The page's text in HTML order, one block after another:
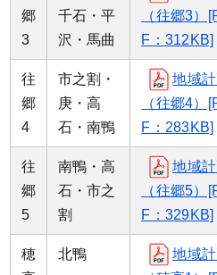
郷
3
千石・平
沢・馬曲
（往郷3）
F：312KB]
往
郷
4
市之割・
庚・高
石・南鴨
地域
（往郷4）
F：283KB]
往
郷
5
南鴨・高
石・市之
割
地域
（往郷5）
F：329KB]
穂
北鴨
地域